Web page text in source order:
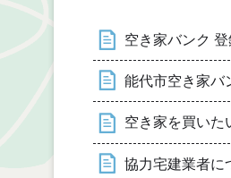
空き家バンク
能代市空き家バ
空き家を買いた
協力宅建業者に